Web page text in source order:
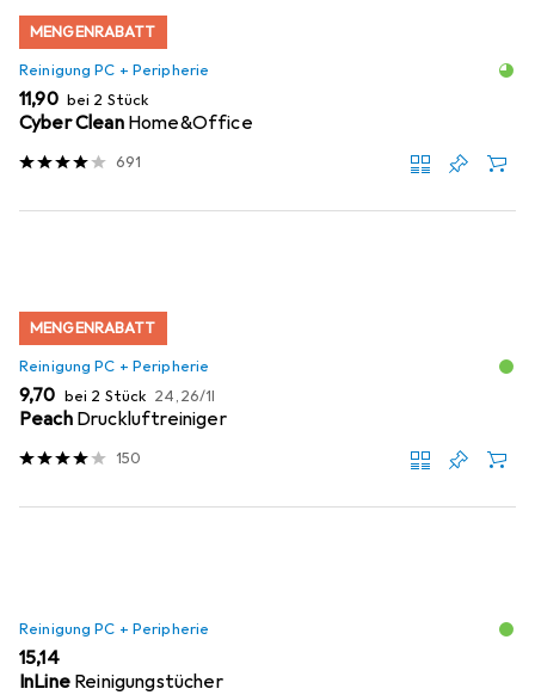
MENGENRABATT
Reinigung PC + Peripherie
EUR
11,90 bei 2 Stück
Cyber Clean Home&Office
691
MENGENRABATT
Reinigung PC + Peripherie
EUR
9,70 bei 2 Stück EUR
24,26/1l
Peach Druckluftreiniger
150
Reinigung PC + Peripherie
EUR
15,14
InLine Reinigungstücher